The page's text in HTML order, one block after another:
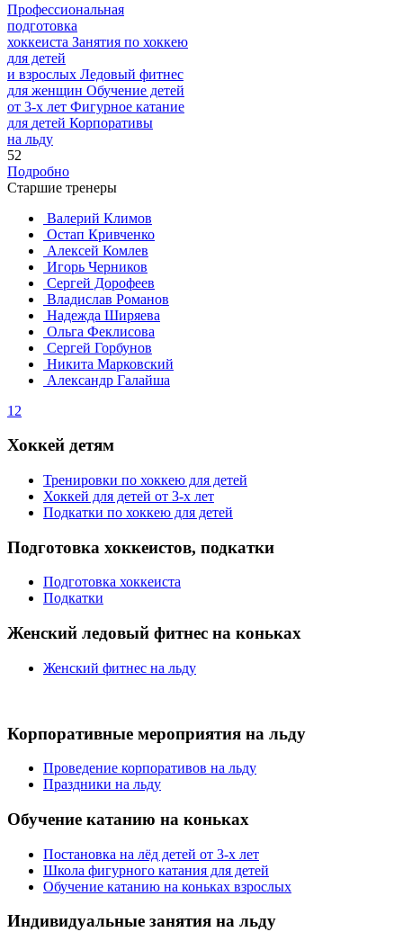
Профессиональная
подготовка
хоккеиста Занятия по хоккею
для детей
и взрослых Ледовый фитнес
для женщин Обучение детей
от 3-х лет Фигурное катание
для детей Корпоративы
на льду
52
Подробно
Старшие тренеры
Валерий Климов
Остап Кривченко
Алексей Комлев
Игорь Черников
Сергей Дорофеев
Владислав Романов
Надежда Ширяева
Ольга Феклисова
Сергей Горбунов
Никита Марковский
Александр Галайша
1 2
Хоккей детям
Тренировки по хоккею для детей
Хоккей для детей от 3-х лет
Подкатки по хоккею для детей
Подготовка хоккеистов, подкатки
Подготовка хоккеиста
Подкатки
Женский ледовый фитнес на коньках
Женский фитнес на льду
Корпоративные мероприятия на льду
Проведение корпоративов на льду
Праздники на льду
Обучение катанию на коньках
Постановка на лёд детей от 3-х лет
Школа фигурного катания для детей
Обучение катанию на коньках взрослых
Индивидуальные занятия на льду